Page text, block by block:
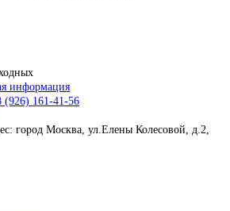
информация
(926) 161-41-56
город Москва, ул.Елены Колесовой, д.2,